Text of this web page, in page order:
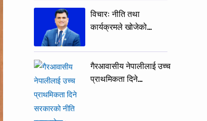
विचारः नीति तथा
कार्यक्रमले खोजेको…
गैरआवासीय नेपालीलाई उच्च
प्राथमिकता दिने…